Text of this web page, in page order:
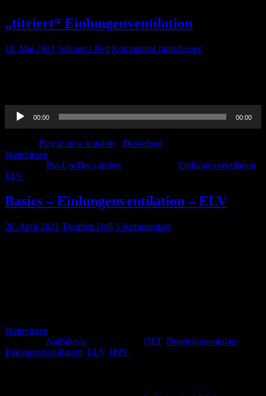
„titriert“ Einlungenventilation
10. Mai 2021 Johannes Pott Kommentar hinterlassen
Audio-
Player
00:00 00:00
Play in new window
Download
Weiterlesen
Pin-Up-Docs-titriert Einlungenventilation
ELV
Basics – Einlungenventilation – ELV
28. April 2021 Thorben Doll 5 Kommentare
Weiterlesen
Anästhesie DLT, Doppellumentubus
Einlungenventilation ELV, HPV